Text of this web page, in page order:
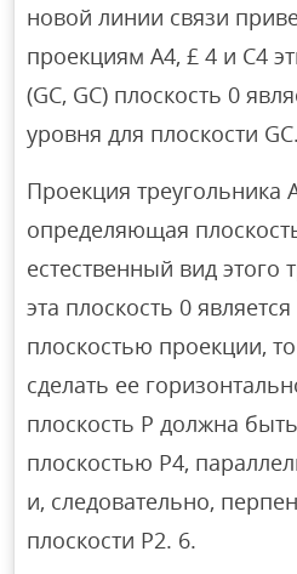
новой линии связи
проекциям A4, £ 4 и C4
(GC, GC) плоскость 0
уровня для плоскости GC.
Проекция треугольника
определяющая
естественный вид этого
эта плоскость 0
плоскостью проекции,
сделать ее
плоскость P должна
плоскостью P4,
и, следовательно,
плоскости P2. 6.